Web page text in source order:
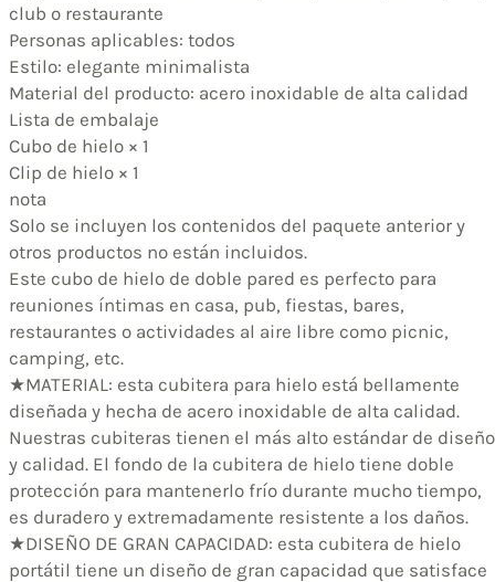
club o restaurante
Personas aplicables: todos
Estilo: elegante minimalista
Material del producto: acero inoxidable de alta calidad
Lista de embalaje
Cubo de hielo × 1
Clip de hielo × 1
nota
Solo se incluyen los contenidos del paquete anterior y
otros productos no están incluidos.
Este cubo de hielo de doble pared es perfecto para
reuniones íntimas en casa, pub, fiestas, bares,
restaurantes o actividades al aire libre como picnic,
camping, etc.
★MATERIAL: esta cubitera para hielo está bellamente
diseñada y hecha de acero inoxidable de alta calidad.
Nuestras cubiteras tienen el más alto estándar de diseño
y calidad. El fondo de la cubitera de hielo tiene doble
protección para mantenerlo frío durante mucho tiempo,
es duradero y extremadamente resistente a los daños.
★DISEÑO DE GRAN CAPACIDAD: esta cubitera de hielo
portátil tiene un diseño de gran capacidad que satisface